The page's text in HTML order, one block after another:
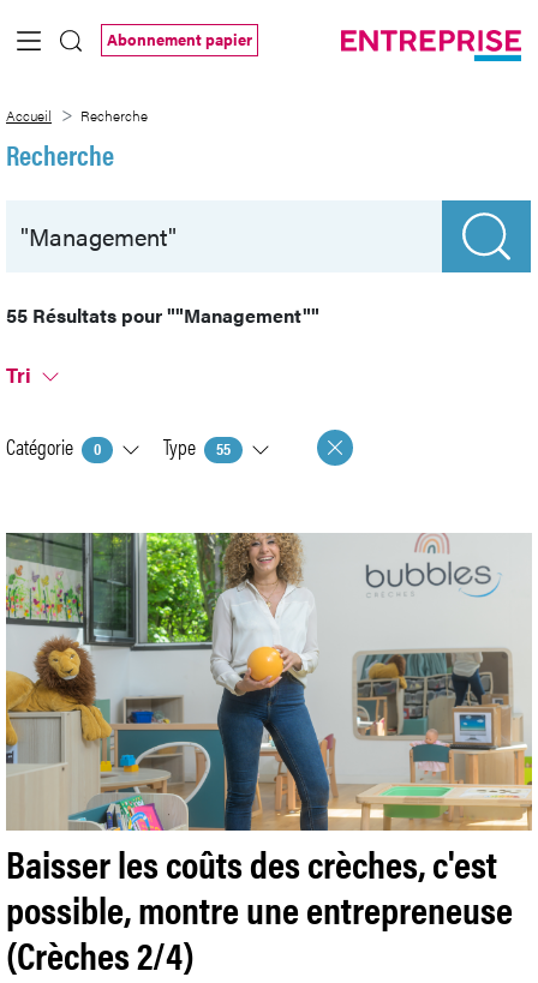
Saut au contenu principal
Abonnement papier
Accueil Recherche
Recherche
55 Résultats pour""Management""
Tri
Catégorie 0 Type 55
Baisser les coûts des crèches, c'est
possible, montre une entrepreneuse
(Crèches 2/4)